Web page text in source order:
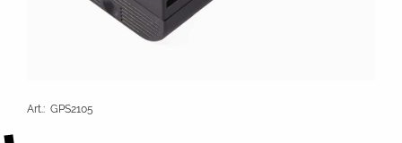
Art.: GPS2105